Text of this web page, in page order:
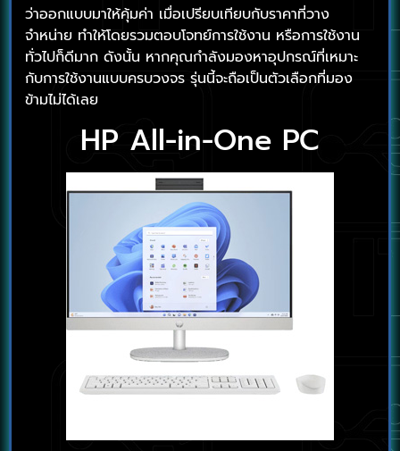
ว่าออกแบบมาให้คุ้มค่า เมื่อเปรียบเทียบกับราคาที่วาง
จำหน่าย ทำให้โดยรวมตอบโจทย์การใช้งาน หรือการใช้งาน
ทั่วไปก็ดีมาก ดังนั้น หากคุณกำลังมองหาอุปกรณ์ที่เหมาะ
กับการใช้งานแบบครบวงจร รุ่นนี้จะถือเป็นตัวเลือกที่มอง
ข้ามไม่ได้เลย
HP All-in-One PC